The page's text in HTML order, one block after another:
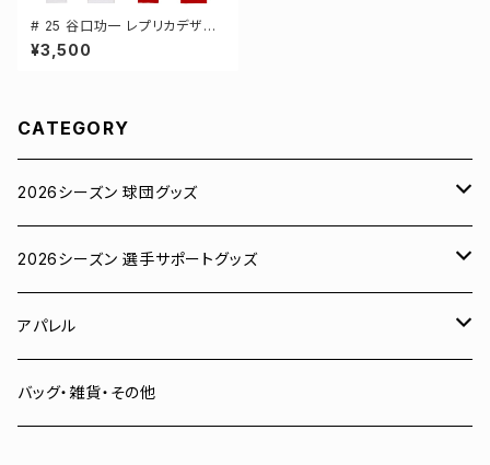
# 25 谷口功一 レプリカデザイ
ン 3カラー 選手還元 半袖Tシャ
ツ S-XXXLサイズ 500101
¥3,500
CATEGORY
2026シーズン 球団グッズ
ユニフォーム
Tシャツ
スウェット
2026シーズン 選手サポートグッズ
# 00 蓮
# 0 岡田竜汰
アパレル
スウェット・パーカー
バッグ・雑貨・その他